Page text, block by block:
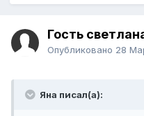
Гость
Опубликовано 28
Янa писал(а):